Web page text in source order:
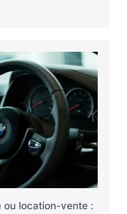
ou location-vente :